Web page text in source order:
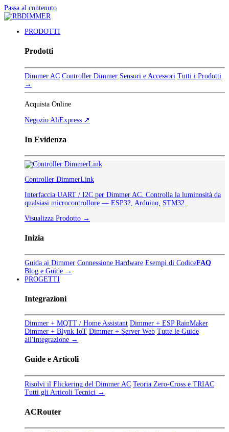
Passa al contenuto
PRODOTTI
Prodotti
Dimmer AC Controller Dimmer Sensori e Accessori Tutti i Prodotti
→
Acquista Online
Negozio AliExpress ↗
In Evidenza
Controller DimmerLink
Interfaccia UART / I2C per Dimmer AC. Controlla la luminosità da
qualsiasi microcontrollore — ESP32, Arduino, STM32.
Visualizza Prodotto →
Inizia
Guida ai Dimmer Connessione Hardware Esempi di CodiceFAQ
Blog e Guide →
PROGETTI
Integrazioni
Dimmer + MQTT / Home Assistant Dimmer + ESP RainMaker
Dimmer + Blynk IoT Dimmer + Server Web Tutte le Guide
all'Integrazione →
Guide e Articoli
Risolvi il Flickering del Dimmer AC Teoria Zero-Cross e TRIAC
Tutti gli Articoli Tecnici →
ACRouter